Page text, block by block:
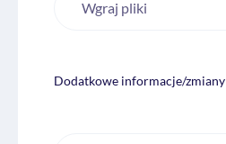
Wgraj pliki
Dodatkowe informacje/zmiany